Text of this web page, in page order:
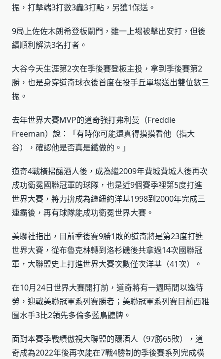
振，打擊端3打數3轟3打點，另獲1保送。
9局上佐佐木朗希登板關門，雖一上場被擊出安打，但後
續順利解決3名打者。
大谷今天生涯第2次在季後賽登板主投，拿到季後賽第2
勝，也是身穿道奇球衣後首度在投手丘單場送出雙位數三
振。
去年世界大賽MVP的道奇強打弗利曼（Freddie
Freeman）說：「有時你可能還真得摸摸看他（指大
谷），確認他是否真是鐵做的。」
道奇4戰橫掃釀酒人後，成為繼2009年費城費城人後再次
成功衛冕國聯冠軍的球隊，也是近9個賽季裡第5度打進
世界大賽，將力拚成為繼紐約洋基1998到2000年完成三
連霸後，再有球隊能成功衛冕世界大賽。
美聯社指出，目前季後賽9勝1敗的道奇將是第23度打進
世界大賽，從布魯克林轉到洛杉磯後共拿過14次國聯冠
軍，大聯盟史上打進世界大賽次數僅次洋基（41次）。
在10月24日世界大賽開打前，道奇將有一週時間以逸待
勞，迎戰美聯冠軍系列賽勝者；美聯冠軍系列賽目前西雅
圖水手3比2領先多倫多藍鳥聽牌。
面對本賽季戰績傲視大聯盟的釀酒人（97勝65敗），道
奇成為2022年後再次能在7戰4勝制的季後賽系列完成橫